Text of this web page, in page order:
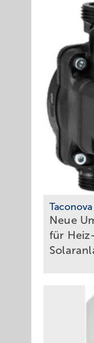
Taconova
Neu e
für